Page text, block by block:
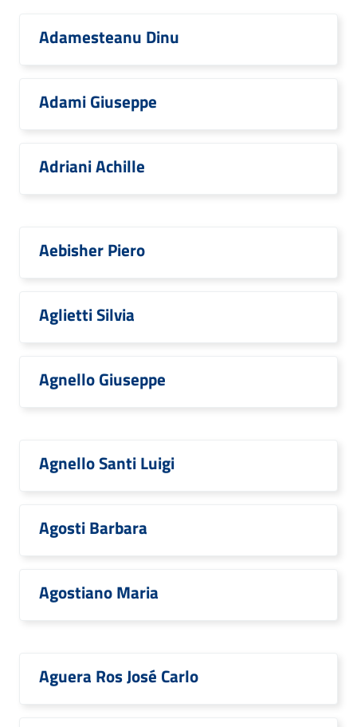
Adamesteanu Dinu
Adami Giuseppe
Adriani Achille
Aebisher Piero
Aglietti Silvia
Agnello Giuseppe
Agnello Santi Luigi
Agosti Barbara
Agostiano Maria
Aguera Ros José Carlo